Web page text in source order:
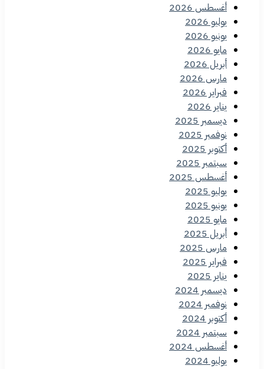
أغسطس 2026
يوليو 2026
يونيو 2026
مايو 2026
أبريل 2026
مارس 2026
فبراير 2026
يناير 2026
ديسمبر 2025
نوفمبر 2025
أكتوبر 2025
سبتمبر 2025
أغسطس 2025
يوليو 2025
يونيو 2025
مايو 2025
أبريل 2025
مارس 2025
فبراير 2025
يناير 2025
ديسمبر 2024
نوفمبر 2024
أكتوبر 2024
سبتمبر 2024
أغسطس 2024
يوليو 2024